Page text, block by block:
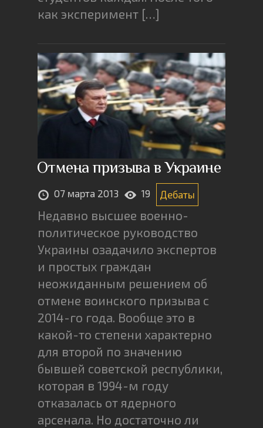
как эксперимент […]
Отмена призыва в Украине
07 марта 2013 19 Дебаты
Недавно высшее военно-
политическое руководство
Украины озадачило экспертов
и простых граждан
неожиданным решением об
отмене воинского призыва с
2014-го года. Вообще это в
какой-то степени характерно
для второй по значению
бывшей советской республики,
которая в 1994-м году
отказалась от ядерного
арсенала. Но достаточно ли